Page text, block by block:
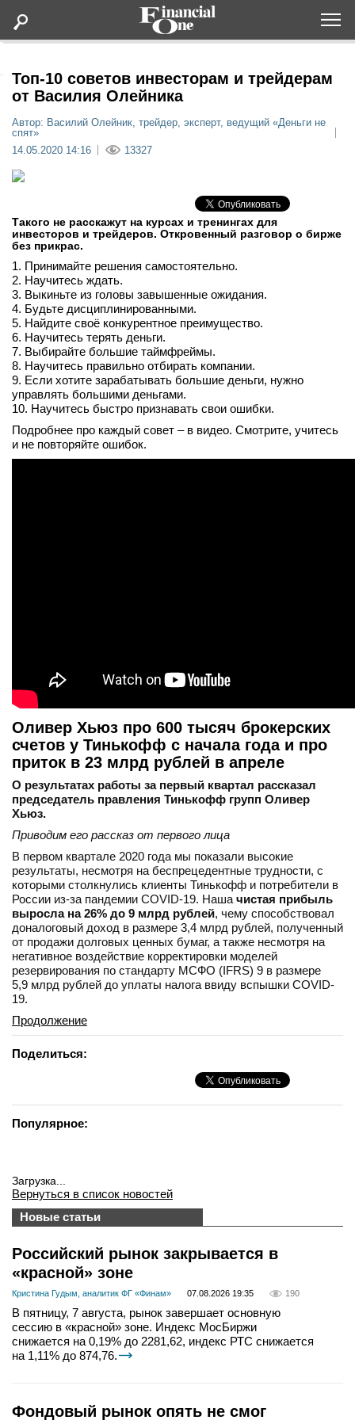
Статьи
Мероприятия
Новости
Интервью
вконтакте
телеграм
Стать автором
Вход
Топ-10 советов инвесторам и трейдерам
от Василия Олейника
Автор: Василий Олейник, трейдер, эксперт, ведущий «Деньги не
спят»
14.05.2020 14:16
13327
Такого не расскажут на курсах и тренингах для
инвесторов и трейдеров. Откровенный разговор о бирже
без прикрас.
1. Принимайте решения самостоятельно.
2. Научитесь ждать.
3. Выкиньте из головы завышенные ожидания.
4. Будьте дисциплинированными.
5. Найдите своё конкурентное преимущество.
6. Научитесь терять деньги.
7. Выбирайте большие таймфреймы.
8. Научитесь правильно отбирать компании.
9. Если хотите зарабатывать большие деньги, нужно
управлять большими деньгами.
10. Научитесь быстро признавать свои ошибки.
Подробнее про каждый совет – в видео. Смотрите, учитесь
и не повторяйте ошибок.
Оливер Хьюз про 600 тысяч брокерских
счетов у Тинькофф с начала года и про
приток в 23 млрд рублей в апреле
О результатах работы за первый квартал рассказал
председатель правления Тинькофф групп Оливер
Хьюз.
Приводим его рассказ от первого лица
В первом квартале 2020 года мы показали высокие
результаты, несмотря на беспрецедентные трудности, с
которыми столкнулись клиенты Тинькофф и потребители в
России из-за пандемии COVID-19. Наша чистая прибыль
выросла на 26% до 9 млрд рублей, чему способствовал
доналоговый доход в размере 3,4 млрд рублей, полученный
от продажи долговых ценных бумаг, а также несмотря на
негативное воздействие корректировки моделей
резервирования по стандарту МСФО (IFRS) 9 в размере
5,9 млрд рублей до уплаты налога ввиду вспышки COVID-
19.
Продолжение
Поделиться:
Популярное:
Загрузка...
Вернуться в список новостей
Новые статьи
Российский рынок закрывается в
«красной» зоне
Кристина Гудым, аналитик ФГ «Финам» 07.08.2026 19:35 190
В пятницу, 7 августа, рынок завершает основную
сессию в «красной» зоне. Индекс МосБиржи
снижается на 0,19% до 2281,62, индекс РТС снижается
на 1,11% до 874,76.
Фондовый рынок опять не смог